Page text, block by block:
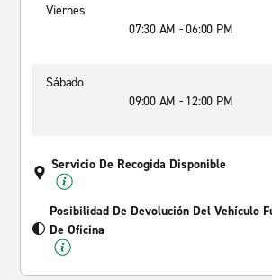
Viernes
07:30 AM - 06:00 PM
Sábado
09:00 AM - 12:00 PM
Servicio De Recogida Disponible
Posibilidad De Devolución Del Vehículo
De Oficina